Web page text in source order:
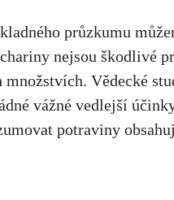
průzkumu
nejsou škodlivé
množstvích. Vědecké
vážné vedlejší
potraviny